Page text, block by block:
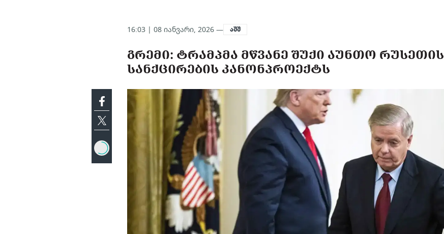
16:03 | 08 იანვარი, 2026 — აშშ
ᲒᲠᲔᲛᲘ: ᲢᲠᲐᲛᲞᲛᲐ ᲛᲬᲕᲐᲜᲔ ᲨᲣᲥᲘ ᲐᲣᲜᲗᲝ ᲠᲣᲡᲔᲗᲘᲡ
ᲡᲐᲜᲥᲪᲘᲠᲔᲑᲘᲡ ᲙᲐᲜᲝᲜᲞᲠᲝᲔᲥᲢᲡ